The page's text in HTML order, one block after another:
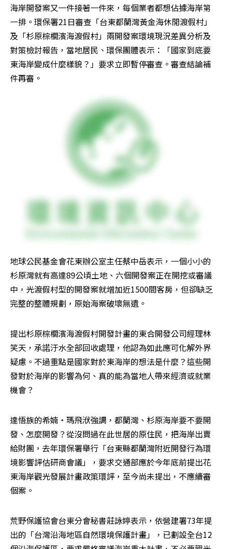
海岸開發案又一件接著一件來，每個業者都想佔據海岸第
一排。環保署21日審查「台東都蘭灣黃金海休閒渡假村」
及「杉原棕櫚濱海渡假村」兩開發案環境現況差異分析及
對策檢討報告，當地居民、環保團體表示：「國家到底要
東海岸變成什麼樣貌？」要求立即暫停審查。審查結論補
件再審。
地球公民基金會花東辦公室主任蔡中岳表示，一個小小的
杉原灣就有高達89公頃土地、六個開發案正在開挖或審議
中，光渡假村型的開發案就增加近1500間客房，但卻缺乏
完整的整體規劃，原始海案破壞無遺。
提出杉原棕櫚濱海渡假村開發計畫的東合開發公司經理林
笑天，承諾汙水全部回收處理，他認為如此應可化解外界
疑慮。不過重點是國家對於東海岸的想法是什麼？這些開
發對於海岸的影響為何、真的能為當地人帶來經濟或就業
機會？
達悟族的希婻‧瑪飛洑強調，都蘭灣、杉原海岸要不要開
發、怎麼開發？從沒問過在此世居的原住民，把海岸出賣
給財團，去年環保署舉行「台東縣都蘭灣附近開發行為環
境影響評估研商會議」，要求交通部應於今年底前提出花
東海岸觀光發展計畫政策環評，至今尚未提出，不應續審
個案。
荒野保護協會台東分會秘書莊詠婷表示，依營建署73年提
出的「台灣沿海地區自然環境保護計畫」，已劃設全台12